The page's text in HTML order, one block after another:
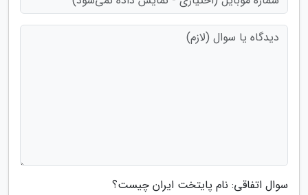
سوال اتفاقی: نام پایتخت ایران چیست؟